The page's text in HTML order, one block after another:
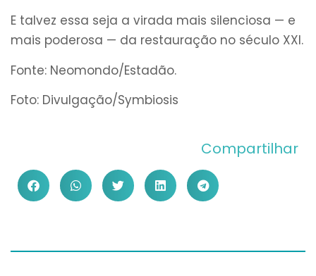
E talvez essa seja a virada mais silenciosa — e
mais poderosa — da restauração no século XXI.
Fonte: Neomondo/Estadão.
Foto: Divulgação/Symbiosis
Compartilhar